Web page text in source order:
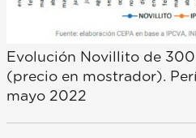
Evolución Novillito de
(precio en mostrador).
mayo 2022